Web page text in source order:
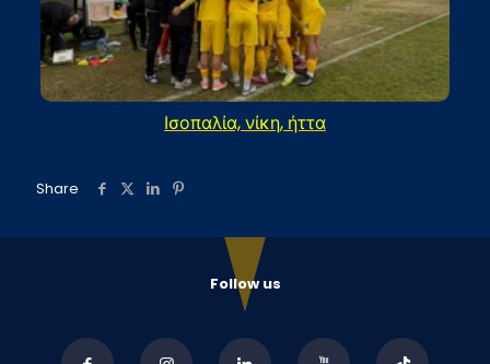
Ισοπαλία, νίκη, ήττα
Share
Follow us